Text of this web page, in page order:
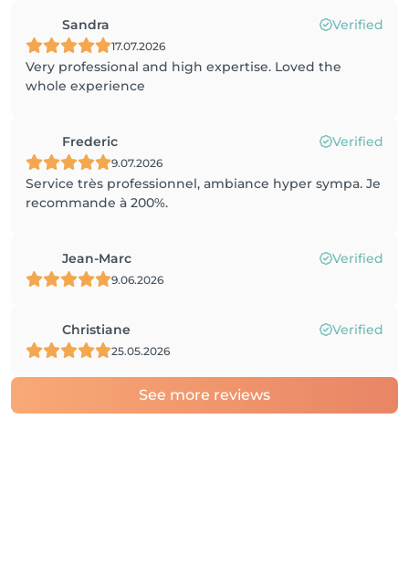
Sandra Verified
17.07.2026
Very professional and high expertise. Loved the
whole experience
Frederic Verified
9.07.2026
Service très professionnel, ambiance hyper sympa. Je
recommande à 200%.
Jean-Marc Verified
9.06.2026
Christiane Verified
25.05.2026
See more reviews